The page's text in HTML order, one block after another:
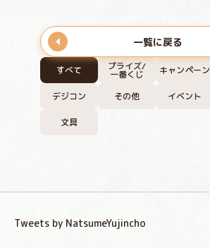
すべて プライズ/
一番くじ キャンペーン
デジコン その他 イベント
文具
一覧に戻る
Tweets by NatsumeYujincho